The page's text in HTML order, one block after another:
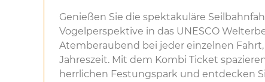
Genießen Sie die spektakuläre
Vogelperspektive in das UNESCO
Atemberaubend bei jeder einzelnen
Jahreszeit. Mit dem Kombi Ticket
herrlichen Festungspark und entdecken